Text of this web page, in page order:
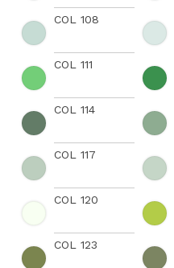
COL 108
COL 111
COL 114
COL 117
COL 120
COL 123